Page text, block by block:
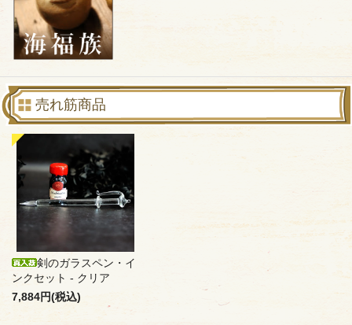
売れ筋商品
剣のガラスペン・イ
ンクセット - クリア
7,884円(税込)